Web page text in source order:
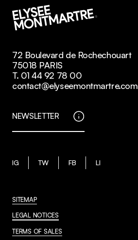
72 Boulevard de Rochechouart
75018 PARIS
T. 01 44 92 78 00
contact@elyseemontmartre.com
NEWSLETTER
IG TW FB LI
SITEMAP
LEGAL NOTICES
TERMS OF SALES